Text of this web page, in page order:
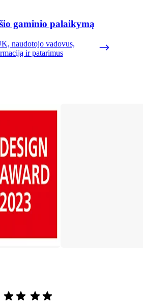
gaminio palaikymą
naudotojo vadovus,
ir patarimus